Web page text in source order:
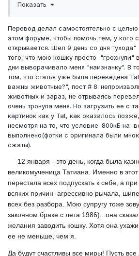
Показать
Перевод делал самостоятельно с
этом форуме, чтобы помочь тем, у кого
открывается. Шел 9 день со дня
того, что мою кошку просто "грохнули"
дни выворачивало меня "наизнанку". В
том, что статья уже была переведена
важны животные?", пост # 8:
животных и зараз, не отрываясь
очень тронула меня. Но загрузить ее с
картинок как у Tat, как оказалось
несмотря на то, что условие: 800кБ на
выполнено(фотки с оригинала были
сжаты).
12 января - это день, когда была
великомученица Татиана. Именно в
перестала всех подпускать к себе, а
всяких причин агрессивно рычала,
всех без разбора. Мою супругу тоже
законном браке с лета 1986)...она
желания заводить кошку. Хотя она
ее не меньше, чем я.
Да будут счастливы все миры! Пусть